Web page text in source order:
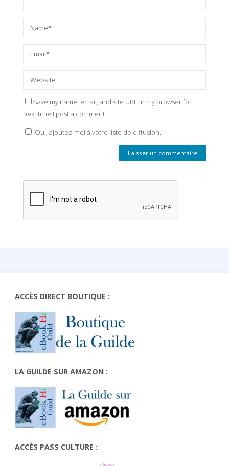
Save my name, email, and site URL in my browser for
next time I post a comment.
Oui, ajoutez-moi à votre liste de diffusion.
ACCÈS DIRECT BOUTIQUE :
LA GUILDE SUR AMAZON :
ACCÈS PASS CULTURE :